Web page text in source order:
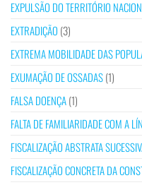
EXPULSÃO DO TERRITÓRIO
EXTRADIÇÃO (3)
EXTREMA MOBILIDADE DAS
EXUMAÇÃO DE OSSADAS(1)
FALSA DOENÇA(1)
FALTA DE FAMILIARIDADE COM A
FISCALIZAÇÃO ABSTRATA
FISCALIZAÇÃO CONCRETA DA